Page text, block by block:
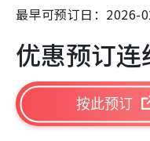
最早可预订日：2026-
优惠预订连
按此预订